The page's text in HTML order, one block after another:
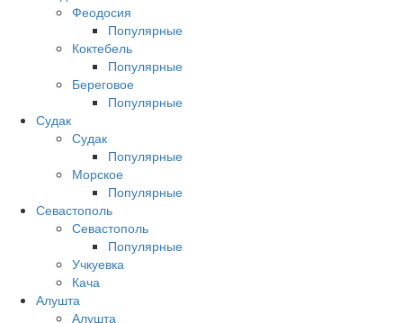
Феодосия
Популярные
Коктебель
Популярные
Береговое
Популярные
Судак
Судак
Популярные
Морское
Популярные
Севастополь
Севастополь
Популярные
Учкуевка
Кача
Алушта
Алушта